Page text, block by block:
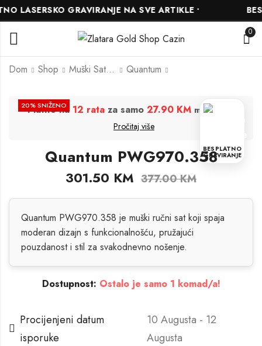
GRAVIRANJE NA SVE ARTIKLE •
0
Dom Shop Muški Satovi Quantum
Quantum
PWG1014.651
375.00KM
Quantum
PWG1005.351
335.00 KM
20% SNIŽENO
BESPLATNO
GRAVIRANJE
Platite na 12 rataza samo 27.90 KM mjesečno
Pročitaj više
Quantum PWG970.358
301.50 KM 377.00KM
Quantum PWG970.358 je muški ručni sat koji spaja
moderan dizajn s funkcionalnošću, pružajući
pouzdanost i stil za svakodnevno nošenje.
Dostupnost: Ostalo je samo 1 komad/a!
Procijenjeni datum
isporuke
10 Augusta - 12
Augusta